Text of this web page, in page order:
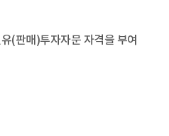
(판매)투자자문 자격을 부여